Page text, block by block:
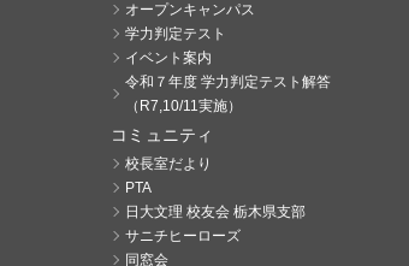
オープンキャンパス
学力判定テスト
イベント案内
令和７年度 学力判定テスト解答
（R7,10/11実施）
コミュニティ
校長室だより
PTA
日大文理 校友会 栃木県支部
サニチヒーローズ
同窓会